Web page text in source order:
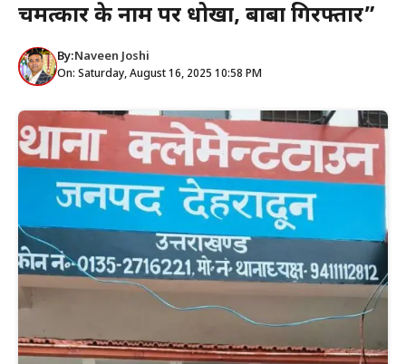
चमत्कार के नाम पर धोखा, बाबा गिरफ्तार”
By:Naveen Joshi
On: Saturday, August 16, 2025 10:58 PM